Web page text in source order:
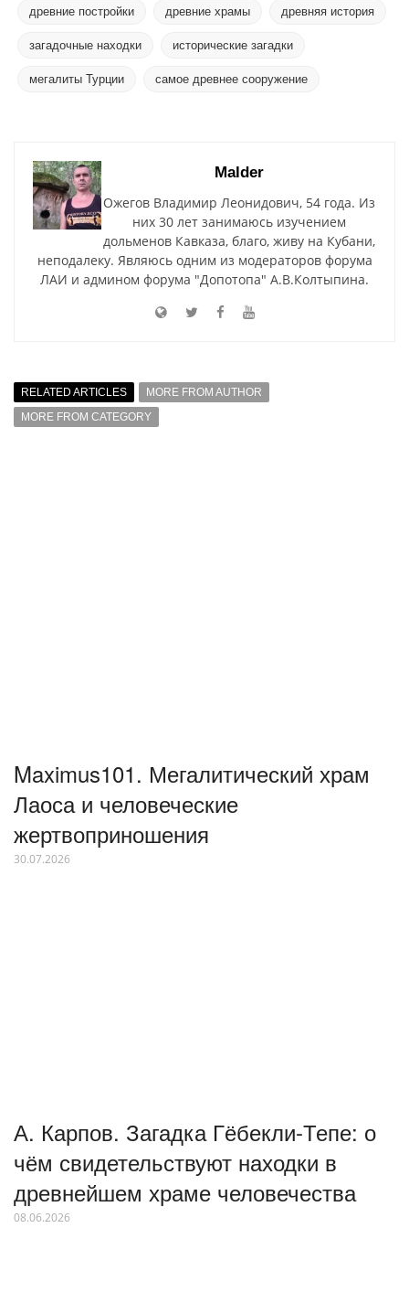
древние постройки древние храмы древняя история
загадочные находки исторические загадки
мегалиты Турции самое древнее сооружение
Malder
Ожегов Владимир Леонидович, 54 года. Из
них 30 лет занимаюсь изучением
дольменов Кавказа, благо, живу на Кубани,
неподалеку. Являюсь одним из модераторов форума
ЛАИ и админом форума "Допотопа" А.В.Колтыпина.
RELATED ARTICLES
MORE FROM AUTHOR
MORE FROM CATEGORY
Maximus101. Мегалитический храм
Лаоса и человеческие
жертвоприношения
30.07.2026
А. Карпов. Загадка Гёбекли-Тепе: о
чём свидетельствуют находки в
древнейшем храме человечества
08.06.2026